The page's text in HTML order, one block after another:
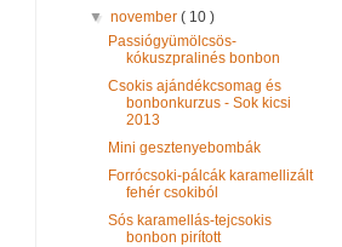
▼november( 10 )
Passiógyümölcsös-
kókuszpralinés bonbon
Csokis ajándékcsomag és
bonbonkurzus - Sok kicsi
2013
Mini gesztenyebombák
Forrócsoki-pálcák karamellizált
fehér csokiból
Sós karamellás-tejcsokis
bonbon pirított